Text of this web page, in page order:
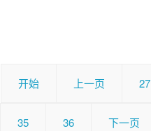
开始 上一页 27
35 36 下一页